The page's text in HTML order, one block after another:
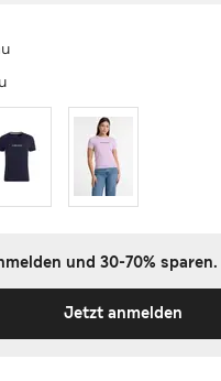
und 30-70% sparen.
Jetzt anmelden